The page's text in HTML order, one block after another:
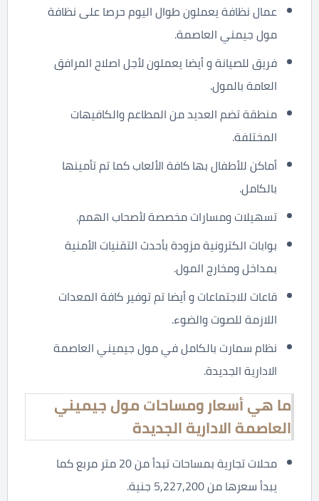
عمال نظافة يعملون طوال اليوم حرصا على نظافة
مول جيمني العاصمة.
فريق للصيانة و أيضا يعملون لأجل اصلاح المرافق
العامة بالمول.
منطقة تضم العديد من المطاعم والكافيهات
المختلفة.
أماكن للأطفال بها كافة الألعاب كما تم تأمينها
بالكامل.
تسهيلات ومسارات مخصصة لأصحاب الهمم.
بوابات الكترونية مزودة بأحدث التقنيات الأمنية
بمداخل ومخارج المول.
قاعات للاجتماعات و أيضا تم توفير كافة المعدات
اللازمة للصوت والضوء.
نظام سمارت بالكامل في مول جيميني العاصمة
الادارية الجديدة.
ما هي أسعار ومساحات مول جيميني
العاصمة الادارية الجديدة
محلات تجارية بمساحات تبدأ من 20 متر مربع كما
يبدأ سعرها من 5,227,200 جنية.